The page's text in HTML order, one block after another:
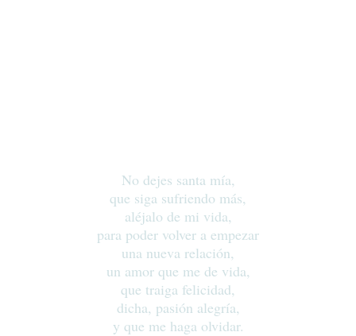
No dejes santa mía,
que siga sufriendo más,
aléjalo de mi vida,
para poder volver a empezar
una nueva relación,
un amor que me de vida,
que traiga felicidad,
dicha, pasión alegría,
y que me haga olvidar.